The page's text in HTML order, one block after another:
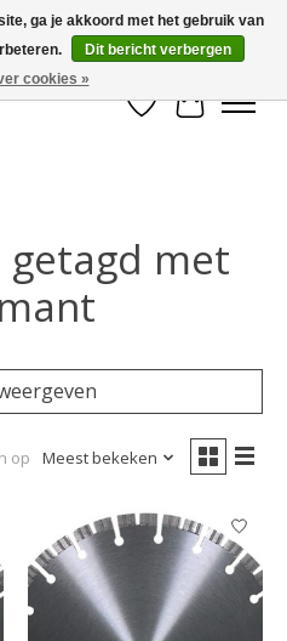
Verlanglijst
met
op Meest bekeken
ga je akkoord met het gebruik van
Dit bericht verbergen
cookies »